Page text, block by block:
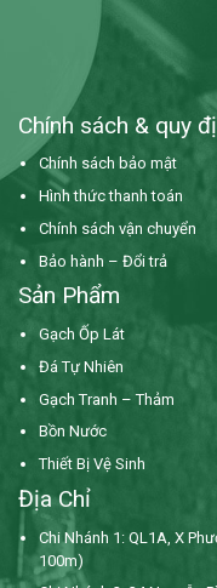
Chính sách & quy
Chính sách bảo mật
Hình thức thanh toán
Chính sách vận chuyển
Bảo hành – Đổi trả
Sản Phẩm
Gạch Ốp Lát
Đá Tự Nhiên
Gạch Tranh – Thảm
Bồn Nước
Thiết Bị Vệ Sinh
Địa Chỉ
Chi Nhánh 1: QL1A, X
100m)